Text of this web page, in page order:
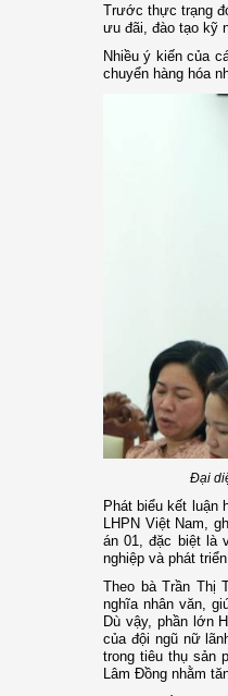
Trước thực trạng
ưu đãi, đào tạo kỹ
Nhiều ý kiến của
chuyển hàng hóa
Đại
Phát biểu kết luận
LHPN Việt Nam,
án 01, đặc biệt là
nghiệp và phát
Theo bà Trần Thị
nghĩa nhân văn,
Dù vậy, phần lớn
của đội ngũ nữ
trong tiêu thụ sản
Lâm Đồng nhằm